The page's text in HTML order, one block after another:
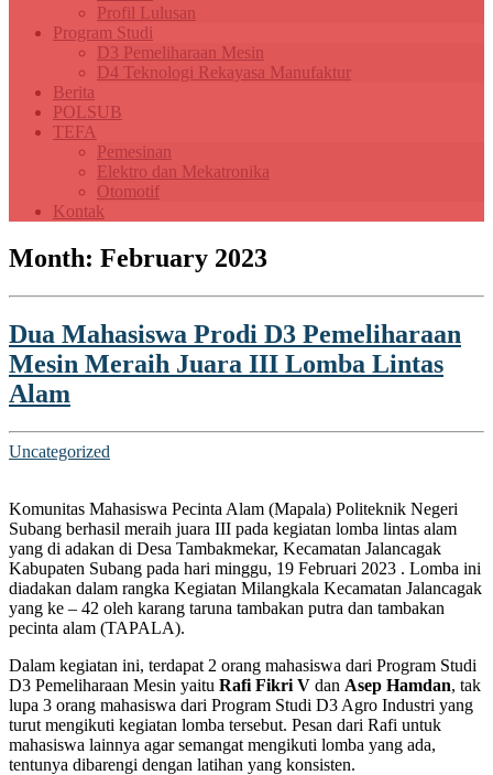
al
Profil Lulusan
Program Studi
D3 Pemeliharaan Mesin
D4 Teknologi Rekayasa Manufaktur
Berita
POLSUB
TEFA
Pemesinan
Elektro dan Mekatronika
Otomotif
Kontak
Month: February 2023
Dua Mahasiswa Prodi D3 Pemeliharaan
Mesin Meraih Juara III Lomba Lintas
Alam
Uncategorized
Komunitas Mahasiswa Pecinta Alam (Mapala) Politeknik Negeri
Subang berhasil meraih juara III pada kegiatan lomba lintas alam
yang di adakan di Desa Tambakmekar, Kecamatan Jalancagak
Kabupaten Subang pada hari minggu, 19 Februari 2023 . Lomba ini
diadakan dalam rangka Kegiatan Milangkala Kecamatan Jalancagak
yang ke – 42 oleh karang taruna tambakan putra dan tambakan
pecinta alam (TAPALA).
Dalam kegiatan ini, terdapat 2 orang mahasiswa dari Program Studi
D3 Pemeliharaan Mesin yaitu Rafi Fikri V dan Asep Hamdan, tak
lupa 3 orang mahasiswa dari Program Studi D3 Agro Industri yang
turut mengikuti kegiatan lomba tersebut. Pesan dari Rafi untuk
mahasiswa lainnya agar semangat mengikuti lomba yang ada,
tentunya dibarengi dengan latihan yang konsisten.